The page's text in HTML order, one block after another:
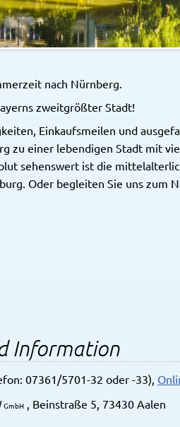
nach Nürnberg.
zweitgrößter Stadt!
Einkaufsmeilen und
zu einer lebendigen Stadt mit
sehenswert ist die
Oder begleiten Sie uns zum
Information
07361/5701-32 oder -33),
GmbH , Beinstraße 5, 73430 Aalen